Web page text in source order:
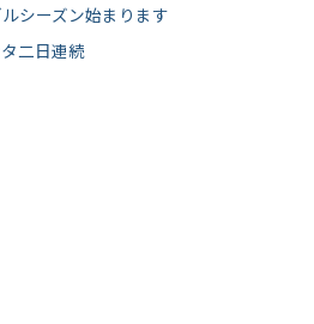
シーズン始まります
二日連続